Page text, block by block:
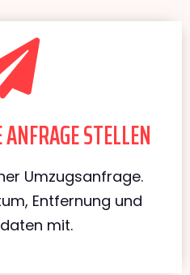
STELLEN
Umzugsanfrage.
Entfernung und
mit.